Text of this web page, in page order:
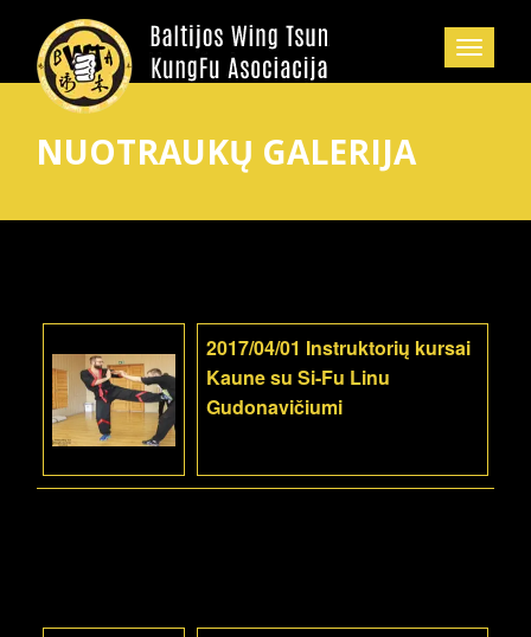
NUOTRAUKŲ GALERIJA
2017/04/01 Instruktorių kursai
Kaune su Si-Fu Linu
Gudonavičiumi